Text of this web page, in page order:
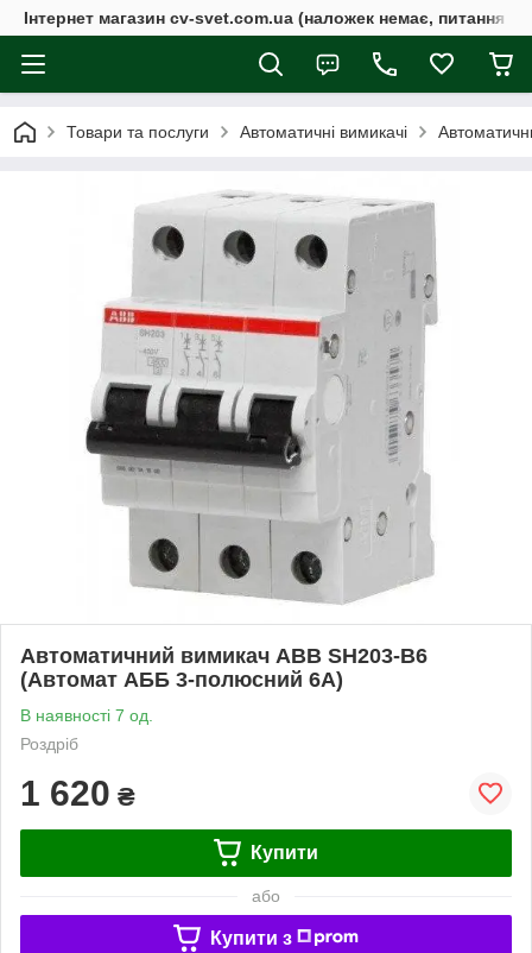
Інтернет магазин cv-svet.com.ua (наложек немає, питання у
Товари та послуги Автоматичні вимикачі
Автоматичний вимикач ABB SH203-B6
(Автомат АББ 3-полюсний 6А)
В наявності 7 од.
Роздріб
1 620 ₴
Купити
або
Купити з